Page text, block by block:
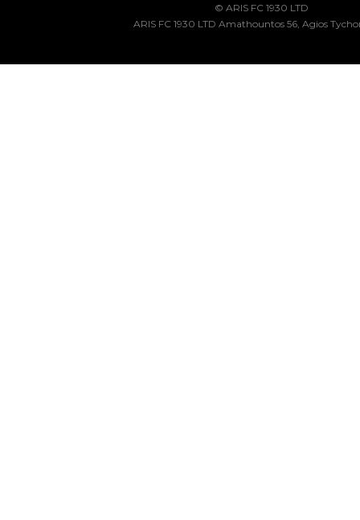
© ARIS FC 1930 LTD
ARIS FC 1930 LTD Amathountos 56, Agios